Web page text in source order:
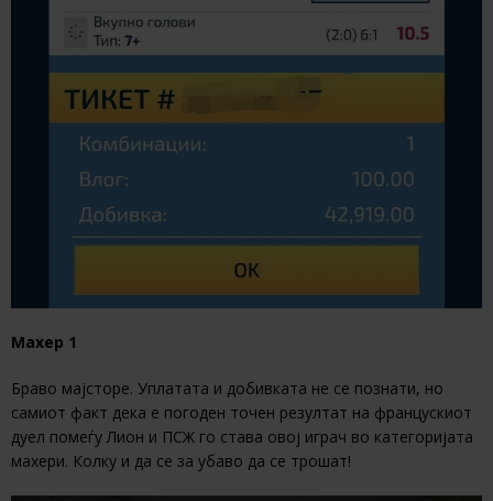
Махер 1
Браво мајсторе. Уплатата и добивката не се познати, но
самиот факт дека е погоден точен резултат на францускиот
дуел помеѓу Лион и ПСЖ го става овој играч во категоријата
махери. Колку и да се за убаво да се трошат!